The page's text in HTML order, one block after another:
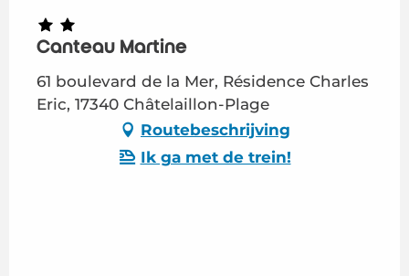
Canteau Martine
61 boulevard de la Mer, Résidence Charles
Eric, 17340 Châtelaillon-Plage
Routebeschrijving
Ik ga met de trein!